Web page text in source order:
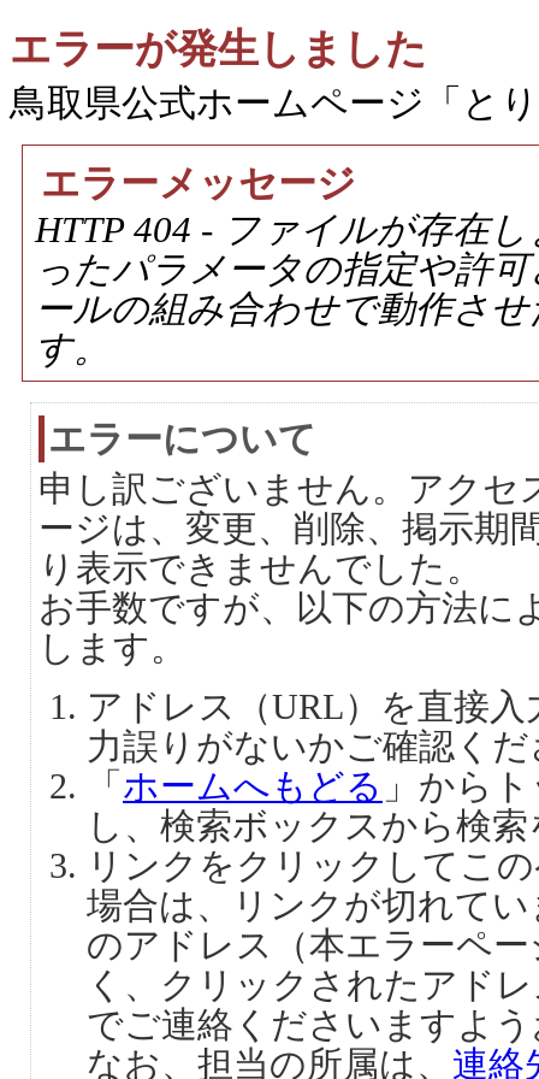
エラーが発生しました
鳥取県公式ホームページ「と
エラーメッセージ
HTTP 404 - ファイルが存在
ったパラメータの指定や許
ールの組み合わせで動作さ
す。
エラーについて
申し訳ございません。アクセ
ージは、変更、削除、掲示期
り表示できませんでした。
お手数ですが、以下の方法に
します。
アドレス（URL）を直接
力誤りがないかご確認く
「 ホームへもどる 」から
し、検索ボックスから検
リンクをクリックしてこ
場合は、リンクが切れて
のアドレス（本エラーペ
く、クリックされたアド
でご連絡くださいますよ
なお、担当の所属は、 連絡